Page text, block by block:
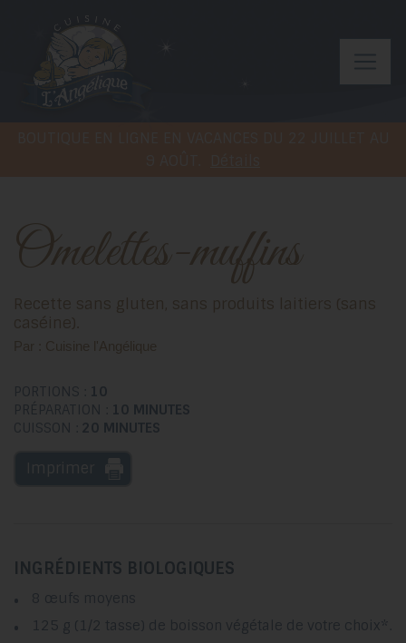
Omelettes-muffins
Recette sans gluten, sans produits laitiers (sans
caséine).
Par : Cuisine l'Angélique
PORTIONS : 10
PRÉPARATION : 10 MINUTES
CUISSON : 20 MINUTES
INGRÉDIENTS BIOLOGIQUES
8 œufs moyens
125 g (1/2 tasse) de boisson végétale de votre choix*.